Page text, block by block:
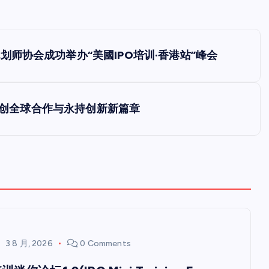
师协会成功举办“美國IPO培训·香港站”峰会
全球合作与永持创新新篇章
3 8 月, 2026 0 Comments